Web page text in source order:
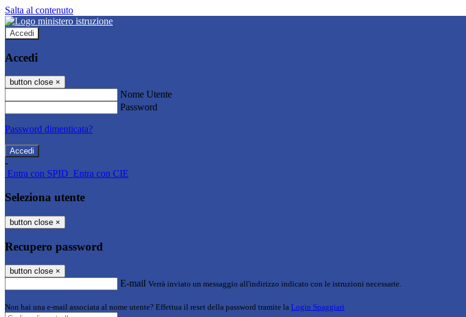
Salta al contenuto
Accedi
Accedi
button close ×
Nome Utente
Password
Password dimenticata?
-
Entra con SPID Entra con CIE
Seleziona utente
button close ×
Recupero password
button close ×
E-mail Verrà inviato un messaggio all'indirizzo indicato con le istruzioni necessarie.
Non hai una e-mail associata al nome utente? Effettua il reset della password tramite la Login Spaggiari